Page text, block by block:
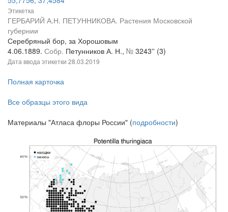
Этикетка
ГЕРБАРИЙ А.Н. ПЕТУННИКОВА. Растения Московской
губернии
Серебряный бор, за Хорошовым
4.06.1889. Собр. Петунников А. Н., № 3243'' (3)
Дата ввода этикетки 28.03.2019
Полная карточка
Все образцы этого вида
Материалы "Атласа флоры России" (подробности)